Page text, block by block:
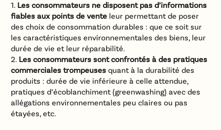
Les consommateurs ne disposent pas d’informations
fiables aux points de vente leur permettant de poser
des choix de consommation durables : que ce soit sur
les caractéristiques environnementales des biens, leur
durée de vie et leur réparabilité.
Les consommateurs sont confrontés à des pratiques
commerciales trompeuses quant à la durabilité des
produits : durée de vie inférieure à celle attendue,
pratiques d’écoblanchiment (greenwashing) avec des
allégations environnementales peu claires ou pas
étayées, etc.